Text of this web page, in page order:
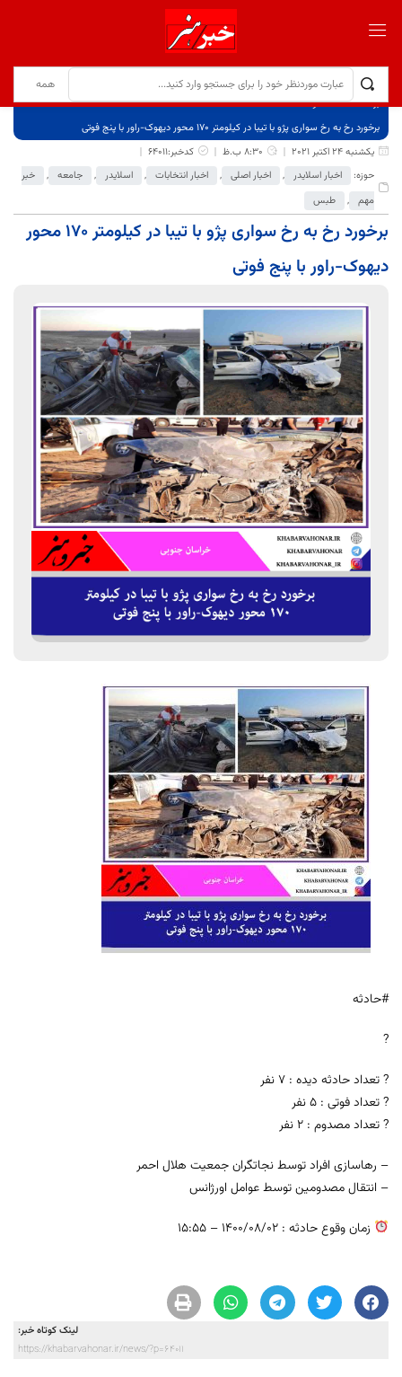
برگ نخست
نوشته‌ها
برخورد رخ به رخ سواری پژو با تیبا در کیلومتر 170 محور دیهوک-راور با پنج فوتی
یکشنبه 24 اکتبر 2021
8:30 ب.ظ
کدخبر:64011
حوزه:
اخبار اسلایدر , اخبار اصلی , اخبار انتخابات , اسلایدر , جامعه ,
خبر
مهم , طبس
برخورد رخ به رخ سواری پژو با تیبا در کیلومتر 170 محور
دیهوک-راور با پنج فوتی
#حادثه
?
? تعداد حادثه دیده : 7 نفر
? تعداد فوتی : 5 نفر
? تعداد مصدوم : 2 نفر
– رهاسازی افراد توسط نجاتگران جمعیت هلال احمر
– انتقال مصدومین توسط عوامل اورژانس
زمان وقوع حادثه ‌: 1400/08/02 – 15:55
لینک کوتاه خبر:
https://khabarvahonar.ir/news/?p=64011